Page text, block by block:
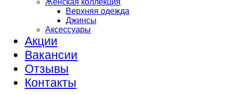
Женская коллекция
Верхняя одежда
Джинсы
Аксессуары
Акции
Вакансии
Отзывы
Контакты